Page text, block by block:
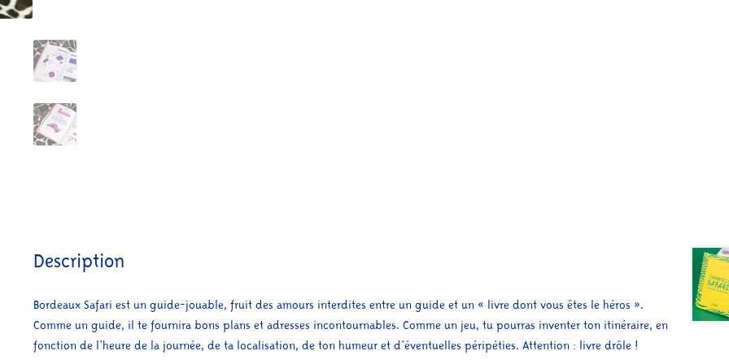
Description
Bordeaux Safari est un guide-jouable, fruit des amours interdites entre un guide et un « livre dont vous êtes le héros ».
Comme un guide, il te fournira bons plans et adresses incontournables. Comme un jeu, tu pourras inventer ton itinéraire, en
fonction de l’heure de la journée, de ta localisation, de ton humeur et d’éventuelles péripéties. Attention : livre drôle !